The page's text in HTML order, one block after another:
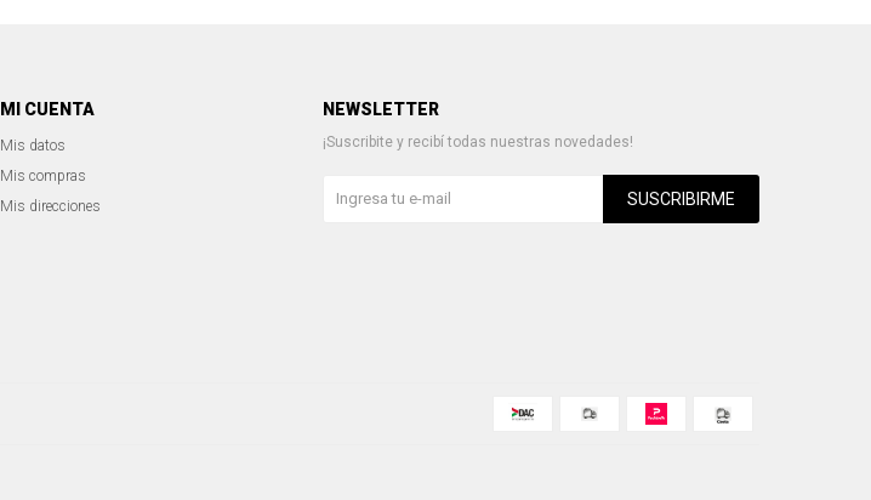
MI CUENTA
Mis datos
Mis compras
Mis direcciones
NEWSLETTER
¡Suscribite y recibí todas nuestras novedades!
SUSCRIBIRME